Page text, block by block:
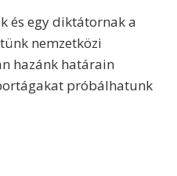
és egy diktátornak a
nemzetközi
hazánk határain
próbálhatunk